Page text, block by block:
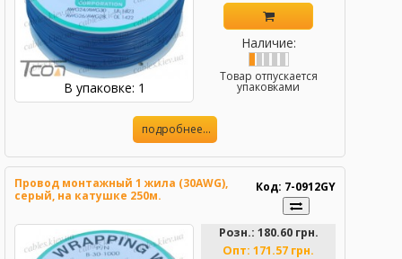
В упаковке: 1
Наличие:
Товар отпускается
упаковками
подробнее...
Провод монтажный 1 жила (30AWG),
серый, на катушке 250м.
Код: 7-0912GY
Розн.: 180.60 грн.
Опт: 171.57 грн.